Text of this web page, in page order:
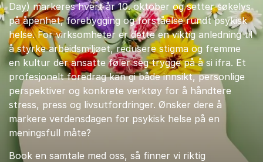
Day) markeres hvert år 10. oktober og setter søkelys
på åpenhet, forebygging og forståelse rundt psykisk
helse. For virksomheter er dette en viktig anledning til
å styrke arbeidsmiljøet, redusere stigma og fremme
en kultur der ansatte føler seg trygge på å si ifra. Et
profesjonelt foredrag kan gi både innsikt, personlige
perspektiver og konkrete verktøy for å håndtere
stress, press og livsutfordringer. Ønsker dere å
markere verdensdagen for psykisk helse på en
meningsfull måte?
Book en samtale med oss, så finner vi riktig